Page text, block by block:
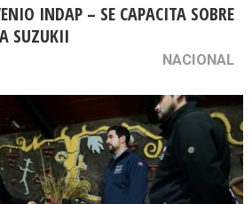
INDAP – SE CAPACITA SOBRE
SUZUKII
NACIONAL